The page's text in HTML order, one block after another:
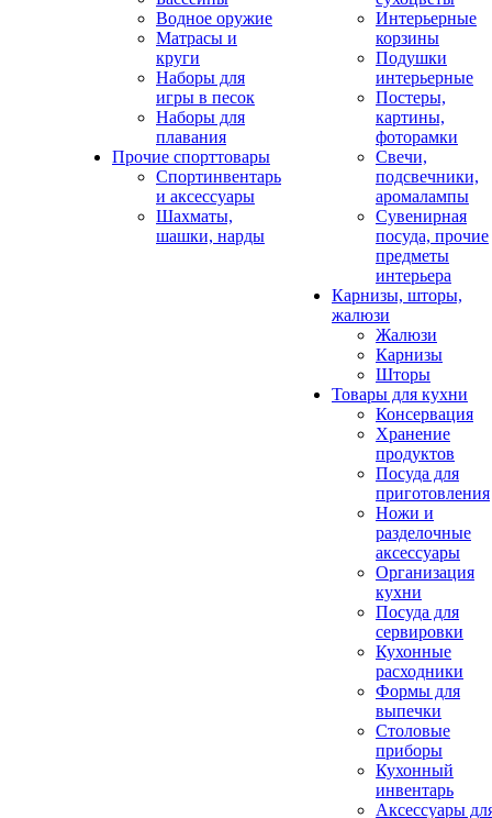
Водное оружие
Матрасы и
круги
Наборы для
игры в песок
Наборы для
плавания
Прочие спорттовары
Спортинвентарь
и аксессуары
Шахматы,
шашки, нарды
Интерьерные
корзины
Подушки
интерьерные
Постеры,
картины,
фоторамки
Свечи,
подсвечники,
аромалампы
Сувенирная
посуда, прочие
предметы
интерьера
Карнизы, шторы,
жалюзи
Жалюзи
Карнизы
Шторы
Товары для кухни
Консервация
Хранение
продуктов
Посуда для
приготовления
Ножи и
разделочные
аксессуары
Организация
кухни
Посуда для
сервировки
Кухонные
расходники
Формы для
выпечки
Столовые
приборы
Кухонный
инвентарь
Аксессуары